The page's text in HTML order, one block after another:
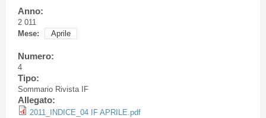
Anno:
2 011
Mese:
Aprile
Numero:
4
Tipo:
Sommario Rivista IF
Allegato:
2011_INDICE_04 IF APRILE.pdf